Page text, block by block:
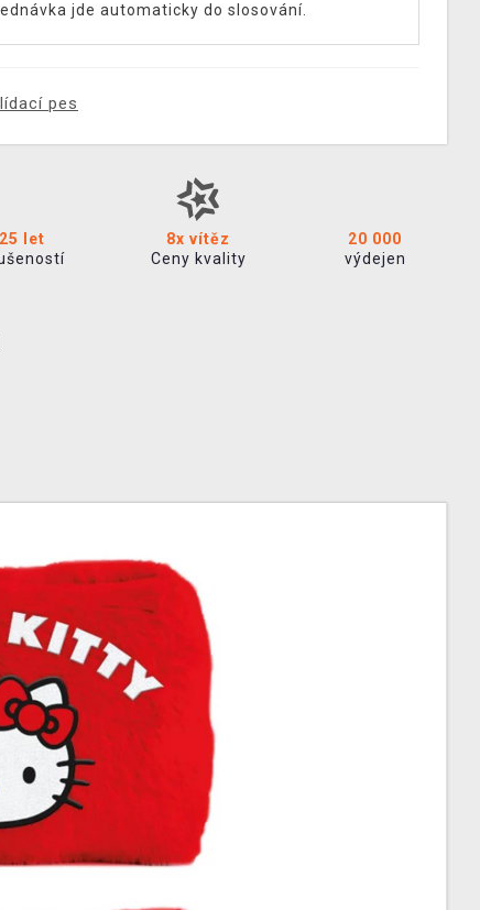
jde automaticky do slosování.
pes
25 let
8x vítěz
Ceny kvality
20 000
výdejen